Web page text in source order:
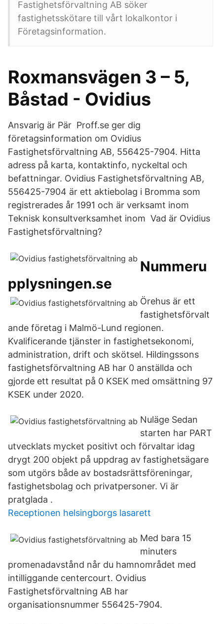
Fastighetsförvaltning AB söker
fastighetsskötare till vårt lokalkontor i
Företagsinformation.
Roxmansvägen 3 – 5,
Båstad - Ovidius
Ansvarig är Pär Proff.se ger dig
företagsinformation om Ovidius
Fastighetsförvaltning AB, 556425-7904. Hitta
adress på karta, kontaktinfo, nyckeltal och
befattningar. Ovidius Fastighetsförvaltning AB,
556425-7904 är ett aktiebolag i Bromma som
registrerades år 1991 och är verksamt inom
Teknisk konsultverksamhet inom Vad är Ovidius
Fastighetsförvaltning?
Nummeru
pplysningen.se
Örehus är ett
fastighetsförvalt
ande företag i Malmö-Lund regionen.
Kvalificerande tjänster in fastighetsekonomi,
administration, drift och skötsel. Hildingssons
fastighetsförvaltning AB har 0 anställda och
gjorde ett resultat på 0 KSEK med omsättning 97
KSEK under 2020.
Nuläge Sedan
starten har PART
utvecklats mycket positivt och förvaltar idag
drygt 200 objekt på uppdrag av fastighetsägare
som utgörs både av bostadsrättsföreningar,
fastighetsbolag och privatpersoner. Vi är
pratglada .
Receptionen helsingborgs lasarett
Med bara 15
minuters
promenadavstånd når du hamnområdet med
intilliggande centercourt. Ovidius
Fastighetsförvaltning AB har
organisationsnummer 556425-7904.